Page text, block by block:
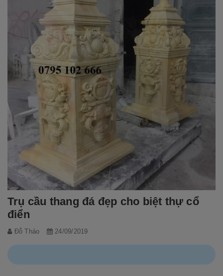
Trụ cầu thang đá đẹp cho biệt thự cổ
điển
Đỗ Thảo 24/09/2019